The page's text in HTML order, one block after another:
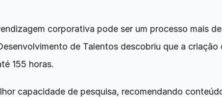
corporativa pode ser um processo mais
de Talentos descobriu que a criação
155 horas.
capacidade de pesquisa, recomendando